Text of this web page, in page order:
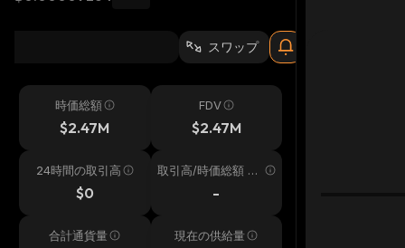
スワップ
時価総額
$2.47M
FDV
$2.47M
24時間の取引高
$0
取引高/時価総額 24
-
合計通貨量 現在の供給量